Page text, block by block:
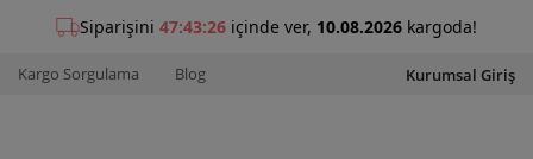
Kargo Sorgulama Blog Kurumsal Giriş